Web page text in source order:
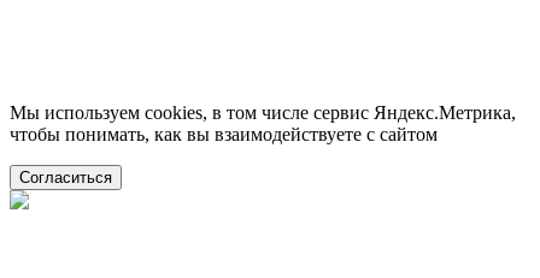
Мы используем cookies, в том числе сервис Яндекс.Метрика,
чтобы понимать, как вы взаимодействуете с сайтом
Согласиться